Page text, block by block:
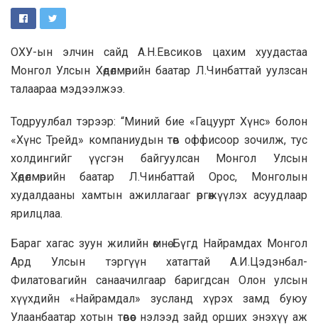
ОХУ-ын элчин сайд А.Н.Евсиков цахим хуудастаа
Монгол Улсын Хөдөлмөрийн баатар Л.Чинбаттай уулзсан
талаараа мэдээлжээ.
Тодруулбал тэрээр: “Миний бие «Гацуурт Хүнс» болон
«Хүнс Трейд» компаниудын төв оффисоор зочилж, тус
холдингийг үүсгэн байгуулсан Монгол Улсын
Хөдөлмөрийн баатар Л.Чинбаттай Орос, Монголын
худалдааны хамтын ажиллагааг өргөжүүлэх асуудлаар
ярилцлаа.
Бараг хагас зуун жилийн өмнө Бүгд Найрамдах Монгол
Ард Улсын тэргүүн хатагтай А.И.Цэдэнбал-
Филатовагийн санаачилгаар баригдсан Олон улсын
хүүхдийн «Найрамдал» зусланд хүрэх замд буюу
Улаанбаатар хотын төвөөс нэлээд зайд орших энэхүү аж